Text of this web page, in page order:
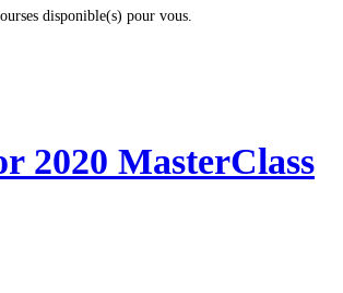
disponible(s) pour vous.
2020 MasterClass